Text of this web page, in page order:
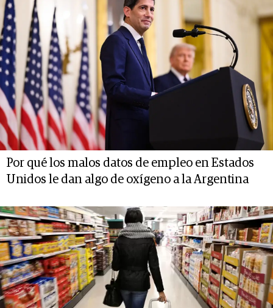
Por qué los malos datos de empleo en Estados
Unidos le dan algo de oxígeno a la Argentina